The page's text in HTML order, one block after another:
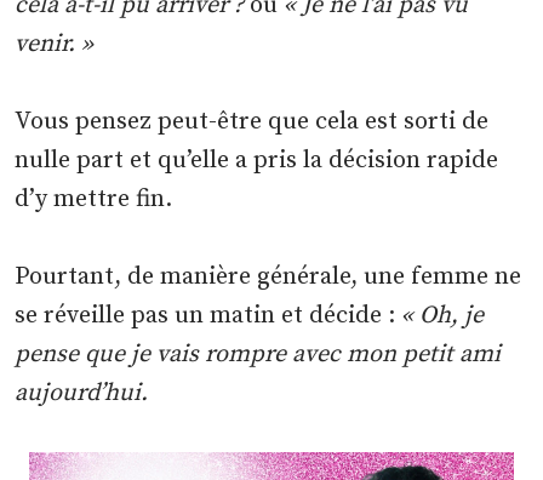
venir. »
Vous pensez peut-être que cela est sorti de
nulle part et qu’elle a pris la décision rapide
d’y mettre fin.
Pourtant, de manière générale, une femme ne
se réveille pas un matin et décide : « Oh, je
pense que je vais rompre avec mon petit ami
aujourd’hui.